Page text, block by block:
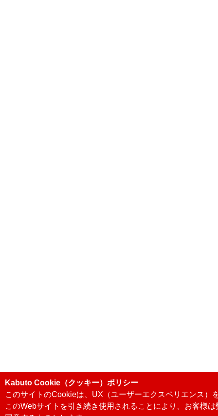
Kabuto Cookie（クッキー）ポリシー
このサイトのCookieは、UX（ユーザーエクスペリエンス）
このWebサイトを引き続き使用されることにより、お客様は